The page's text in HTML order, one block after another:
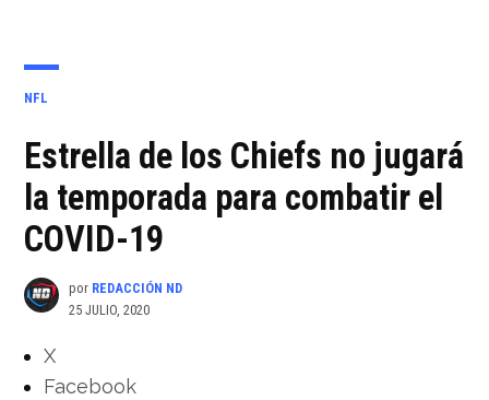
PUBLICADO
NFL
Estrella de los Chiefs no jugará
la temporada para combatir el
COVID-19
por REDACCIÓN ND
25 JULIO, 2020
X
Facebook